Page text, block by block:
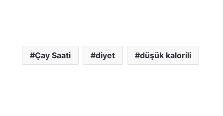
Çay Saati diyet düşük kalorili